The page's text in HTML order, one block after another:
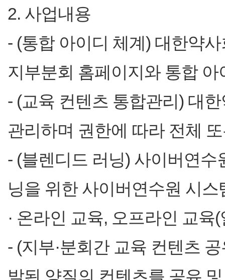
2. 사업내용
- (통합 아이디 체계) 대한약
지부분회 홈페이지와 통합 아
- (교육 컨텐츠 통합관리) 대
관리하며 권한에 따라 전체
- (블렌디드 러닝) 사이버연
닝을 위한 사이버연수원 시스
· 온라인 교육, 오프라인 교
- (지부·분회간 교육 컨텐츠
발된 양질의 컨텐츠를 공유